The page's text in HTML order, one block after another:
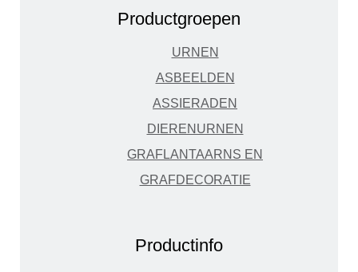
Productgroepen
URNEN
ASBEELDEN
ASSIERADEN
DIERENURNEN
GRAFLANTAARNS EN
GRAFDECORATIE
Productinfo